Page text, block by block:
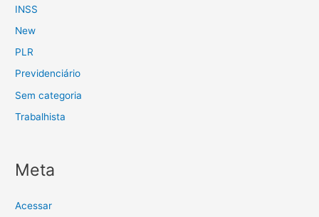
INSS
New
PLR
Previdenciário
Sem categoria
Trabalhista
Meta
Acessar